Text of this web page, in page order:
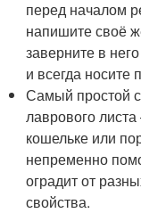
перед началом
напишите своё
заверните в
и всегда носите
Самый простой
лаврового
кошельке или
непременно
оградит от
свойства.